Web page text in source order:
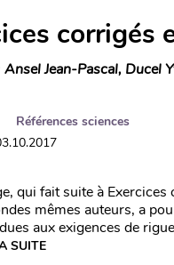
corrigés
Ansel Jean-Pascal, Ducel
Références sciences
qui fait suite à
mêmes auteurs, a
aux exigences de
SUITE